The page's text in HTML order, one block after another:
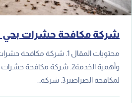
شركة مكافحة حشرات بحي
محتويات المقال 1. شركة
وأهمية الخدمة2. شركة
لمكافحة الصراصير3. شركة…